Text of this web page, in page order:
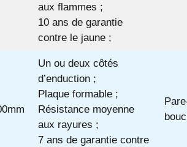
aux flammes ;
10 ans de garantie
contre le jaune ;
Un ou deux côtés
d’enduction ;
Plaque formable ;
Résistance moyenne
aux rayures ;
7 ans de garantie contre